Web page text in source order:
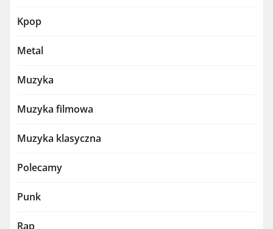
Kpop
Metal
Muzyka
Muzyka filmowa
Muzyka klasyczna
Polecamy
Punk
Rap